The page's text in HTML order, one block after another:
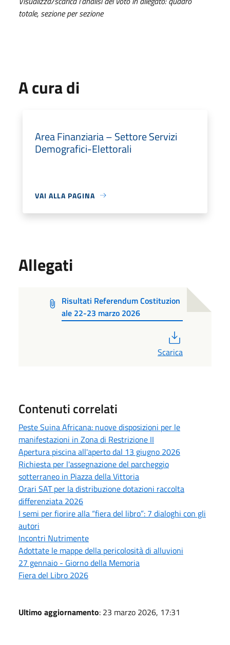
totale, sezione per sezione
A cura di
Area Finanziaria – Settore Servizi
Demografici-Elettorali
VAI ALLA PAGINA
Allegati
Risultati Referendum Costituzion
ale 22-23 marzo 2026
Scarica
Contenuti correlati
Peste Suina Africana: nuove disposizioni per le
manifestazioni in Zona di Restrizione II
Apertura piscina all'aperto dal 13 giugno 2026
Richiesta per l'assegnazione del parcheggio
sotterraneo in Piazza della Vittoria
Orari SAT per la distribuzione dotazioni raccolta
differenziata 2026
I semi per fiorire alla “fiera del libro”: 7 dialoghi con gli
autori
Incontri Nutrimente
Adottate le mappe della pericolosità di alluvioni
27 gennaio - Giorno della Memoria
Fiera del Libro 2026
Ultimo aggiornamento: 23 marzo 2026, 17:31